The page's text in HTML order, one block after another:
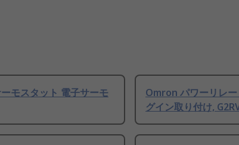
モスタット 電子サーモ
Omron パワーリレー
グイン取り付け,